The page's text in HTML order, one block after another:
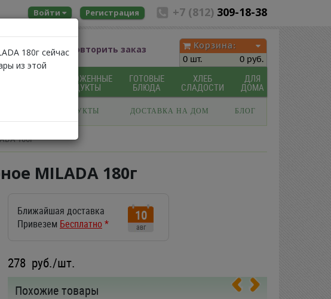
+7 (812) 309-18-38
Войти Регистрация
Помощь Повторить заказ
Корзина:
0 шт.
0 руб.
ЗАМОРОЖЕННЫЕ
ПРОДУКТЫ
ГОТОВЫЕ
БЛЮДА
ХЛЕБ
СЛАДОСТИ
ДЛЯ
ДОМА
ПРОДУКТЫ ДОСТАВКА НА ДОМ БЛОГ
180г
180г сейчас
из этой
MILADA 180г
Ближайшая доставка
Привезем Бесплатно*
10
авг
278 руб./шт.
Похожие товары